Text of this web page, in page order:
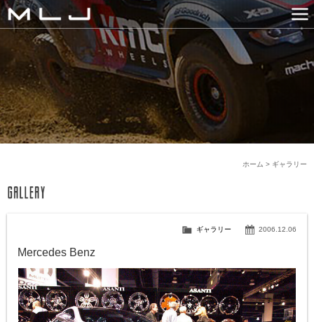
MLJ / Lexani(レクサーニ
PRODUCTS
GALLERY
SNS
COMPANY
HISTORY
CONTACT US
ギャラリー
ホーム >
2006.12.06
ギャラリー
Mercedes Benz